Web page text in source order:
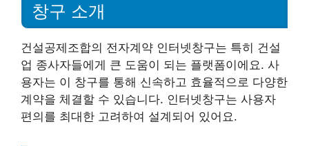
창구 소개
건설공제조합의 전자계약 인터넷창구는 특히 건설
업 종사자들에게 큰 도움이 되는 플랫폼이에요. 사
용자는 이 창구를 통해 신속하고 효율적으로 다양한
계약을 체결할 수 있습니다. 인터넷창구는 사용자
편의를 최대한 고려하여 설계되어 있어요.